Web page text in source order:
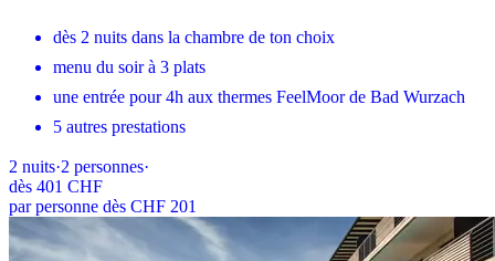
dès 2 nuits dans la chambre de ton choix
menu du soir à 3 plats
une entrée pour 4h aux thermes FeelMoor de Bad Wurzach
5 autres prestations
2 nuits·2 personnes·
dès 401 CHF
par personne dès CHF 201